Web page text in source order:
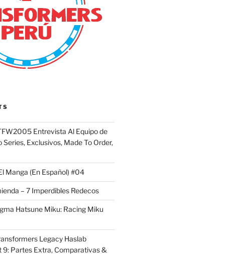
Entrevista Al Equipo de
Series, Exclusivos, Made To Order,
Manga (En Español) #04
– 7 Imperdibles Redecos
Hatsune Miku: Racing Miku
Legacy Haslab
9: Partes Extra, Comparativas &